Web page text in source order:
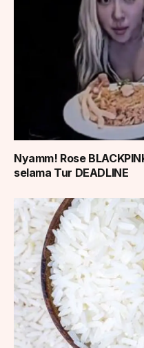
Nyamm! Rose
selama Tur DEADLINE